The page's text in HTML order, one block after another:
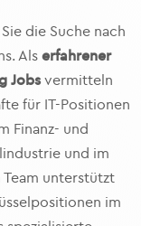
die Suche nach
Als erfahrener
Jobs vermitteln
für IT-Positionen
Finanz- und
und im
Team unterstützt
im